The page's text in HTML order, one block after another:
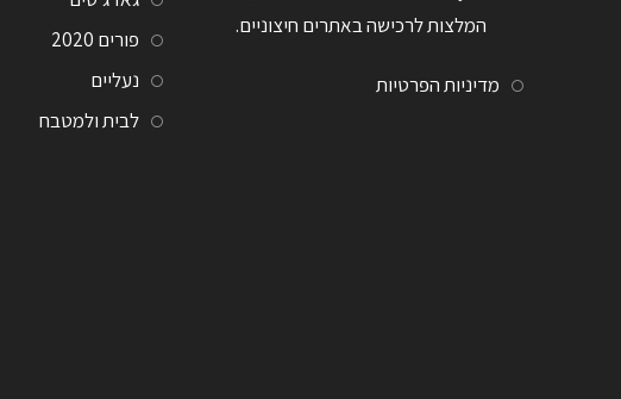
המלצות לרכישה באתרים חיצוניים.
מדיניות הפרטיות
פורים 2020
נעליים
לבית ולמטבח